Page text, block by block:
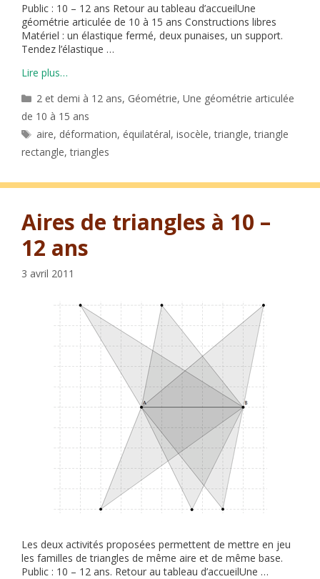
Public : 10 – 12 ans Retour au tableau d’accueilUne
géométrie articulée de 10 à 15 ans Constructions libres
Matériel : un élastique fermé, deux punaises, un support.
Tendez l’élastique …
Lire plus…
Catégories
2 et demi à 12 ans, Géométrie,Une géométrie articulée
de 10 à 15 ans
Étiquettes
aire, déformation, équilatéral,isocèle,triangle,triangle
rectangle,triangles
Aires de triangles à 10 –
12 ans
3 avril 2011
Les deux activités proposées permettent de mettre en jeu
les familles de triangles de même aire et de même base.
Public : 10 – 12 ans. Retour au tableau d’accueilUne …